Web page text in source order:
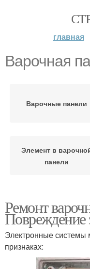
главная
Варочная
Варочные панели
Элемент в
панели
Панели к
Индукционная
Ремонт
Повреждение
Электронные системы
признаках: